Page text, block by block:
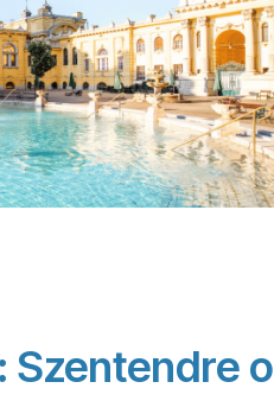
Szentendre o